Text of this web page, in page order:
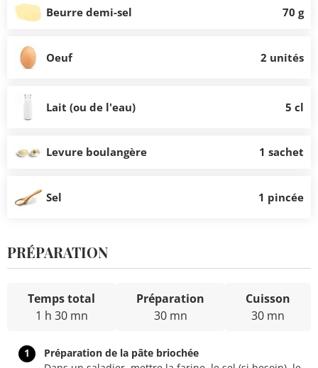
Beurre demi-sel 70 g
Oeuf 2 unités
Lait (ou de l'eau) 5 cl
Levure boulangère 1 sachet
Sel 1 pincée
PRÉPARATION
Temps total
1 h 30 mn
Préparation
30 mn
Cuisson
30 mn
1
Préparation de la pâte briochée